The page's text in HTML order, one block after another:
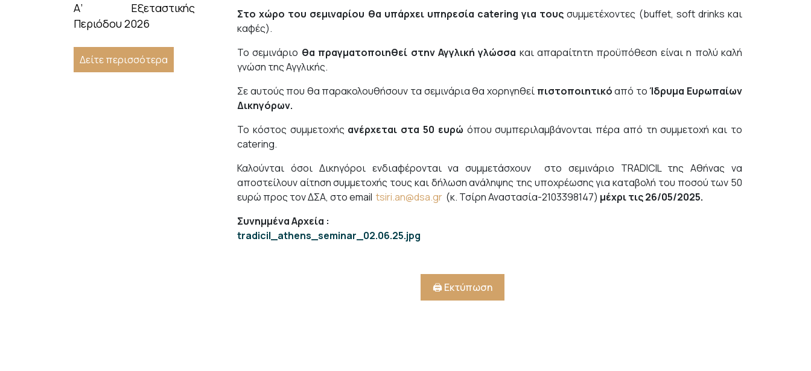
Α’ Εξεταστικής
Περιόδου 2026
Δείτε περισσότερα
Στο χώρο του σεμιναρίου θα υπάρχει υπηρεσία catering για τουςσυμμετέχοντες (buffet, soft drinks και
καφές).
Το σεμινάριο θα πραγματοποιηθεί στην Αγγλική γλώσσα και απαραίτητη προϋπόθεση είναι η πολύ καλή
γνώση της Αγγλικής.
Σε αυτούς που θα παρακολουθήσουν τα σεμινάρια θα χορηγηθείπιστοποιητικόαπό τοΊδρυμα Ευρωπαίων
Δικηγόρων.
Το κόστος συμμετοχής ανέρχεται στα 50 ευρώ όπου συμπεριλαμβάνονται πέρα από τη συμμετοχή και το
catering.
Καλούνται όσοι Δικηγόροι ενδιαφέρονται να συμμετάσχουν στο σεμινάριο TRADICIL της Αθήνας να
αποστείλουν αίτηση συμμετοχής τους και δήλωση ανάληψης της υποχρέωσης για καταβολή του ποσού των 50
ευρώ προς τον ΔΣΑ, στο email tsiri.an@dsa.gr (κ. Τσίρη Αναστασία-2103398147) μέχρι τις 26/05/2025.
Συνημμένα Αρχεία :
tradicil_athens_seminar_02.06.25.jpg
🖨️ Εκτύπωση